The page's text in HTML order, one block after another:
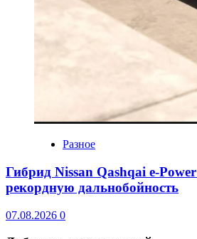
Разное
Гибрид Nissan Qashqai e-
рекордную дальнобойность
07.08.2026 0